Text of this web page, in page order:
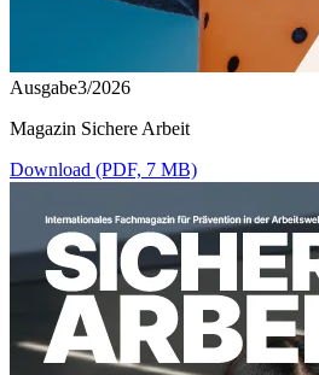
Ausgabe3/2026
Magazin Sichere Arbeit
Download (PDF, 7 MB)